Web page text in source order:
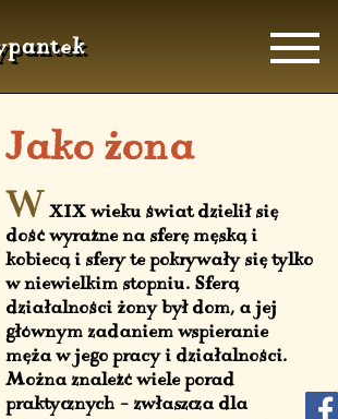
Jako żona
W XIX wieku świat dzielił się
dość wyraźne na sferę męską i
kobiecą i sfery te pokrywały się tylko
w niewielkim stopniu. Sferą
działalności żony był dom, a jej
głównym zadaniem wspieranie
męża w jego pracy i działalności.
Można znaleźć wiele porad
praktycznych – zwłaszcza dla